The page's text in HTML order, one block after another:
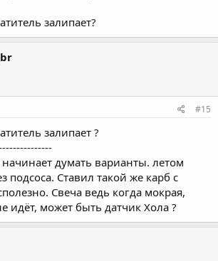
залипает?
#15
залипает ?
начинает думать варианты. летом
подсоса. Ставил такой же карб с
Свеча ведь когда мокрая,
идёт, может быть датчик Хола ?